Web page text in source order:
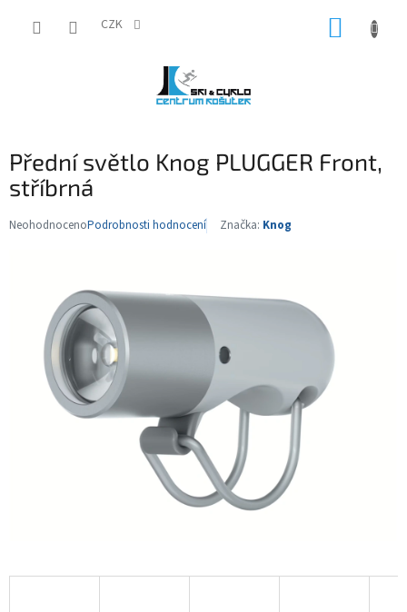
CZK
Přední světlo Knog PLUGGER Front,
stříbrná
Průměrné
hvězdiček.
NeohodnocenoPodrobnosti hodnocení Značka: Knog